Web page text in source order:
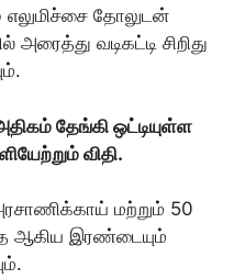
எலுமிச்சை தோலுடன்
வடிகட்டி சிறிது
தேங்கி ஒட்டியுள்ள
விதி.
மற்றும் 50
ஆகிய இரண்டையும்